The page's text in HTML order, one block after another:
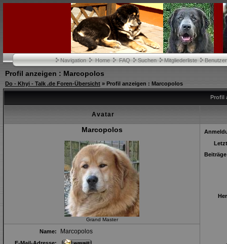
Navigation Home FAQ Suchen Mitgliederliste
Profil anzeigen : Marcopolos
Do - Khyi - Talk .de Foren-Übersicht » Profil anzeigen : Marcopolos
Profil
Avatar
Marcopolos
Grand Master
Name: Marcopolos